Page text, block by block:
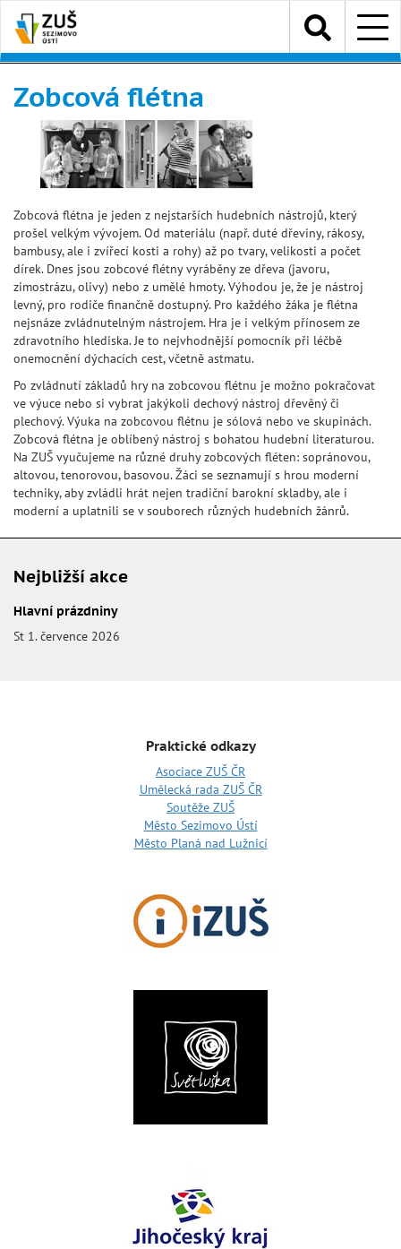
hlavnímu
obsahu
Menu
Zobcová flétna
Zobcová flétna je jeden z nejstarších hudebních nástrojů, který
prošel velkým vývojem. Od materiálu (např. duté dřeviny, rákosy,
bambusy, ale i zvířecí kosti a rohy) až po tvary, velikosti a počet
dírek. Dnes jsou zobcové flétny vyráběny ze dřeva (javoru,
zimostrázu, olivy) nebo z umělé hmoty. Výhodou je, že je nástroj
levný, pro rodiče finančně dostupný. Pro každého žáka je flétna
nejsnáze zvládnutelným nástrojem. Hra je i velkým přínosem ze
zdravotního hlediska. Je to nejvhodnější pomocník při léčbě
onemocnění dýchacích cest, včetně astmatu.
Po zvládnutí základů hry na zobcovou flétnu je možno pokračovat
ve výuce nebo si vybrat jakýkoli dechový nástroj dřevěný či
plechový. Výuka na zobcovou flétnu je sólová nebo ve skupinách.
Zobcová flétna je oblíbený nástroj s bohatou hudební literaturou.
Na ZUŠ vyučujeme na různé druhy zobcových fléten: sopránovou,
altovou, tenorovou, basovou. Žáci se seznamují s hrou moderní
techniky, aby zvládli hrát nejen tradiční barokní skladby, ale i
moderní a uplatnili se v souborech různých hudebních žánrů.
Nejbližší akce
Hlavní prázdniny
St 1. července 2026
Praktické odkazy
Asociace ZUŠ ČR
Umělecká rada ZUŠ ČR
Soutěže ZUŠ
Město Sezimovo Ústí
Město Planá nad Lužnicí